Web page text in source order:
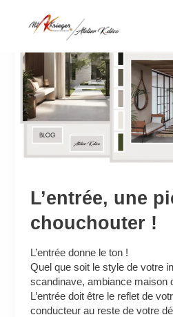
contenu
L’entrée, une
chouchouter !
L’entrée donne le ton !
Quel que soit le style de votre
scandinave, ambiance maison
L’entrée doit être le reflet de
conducteur au reste de votre
L’entrée,
une
pièce
chouchouter
!